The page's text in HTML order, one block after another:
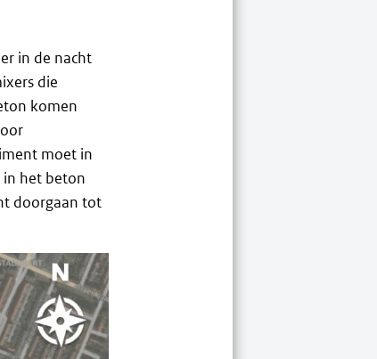
in de nacht
die
komen
moet in
in het beton
doorgaan tot